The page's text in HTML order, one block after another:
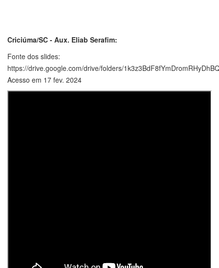
Criciúma/SC - Aux. Eliab Serafim:
Fonte dos slides:
https://drive.google.com/drive/folders/
Acesso em 17 fev. 2024